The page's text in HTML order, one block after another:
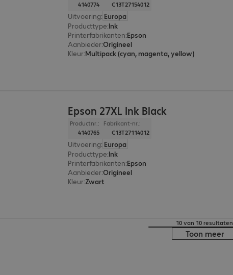
4140774
C13T27154012
Uitvoering: Europa
Producttype:Ink
Printerfabrikanten:Epson
Aanbieder:Origineel
Kleur:Multipack (cyan, magenta, yellow)
Epson 27XL Ink Black
Productnr.:
4140765
Fabrikant-nr.:
C13T27114012
Uitvoering: Europa
Producttype:Ink
Printerfabrikanten:Epson
Aanbieder:Origineel
Kleur:Zwart
10 van 10 resultaten
Toon meer